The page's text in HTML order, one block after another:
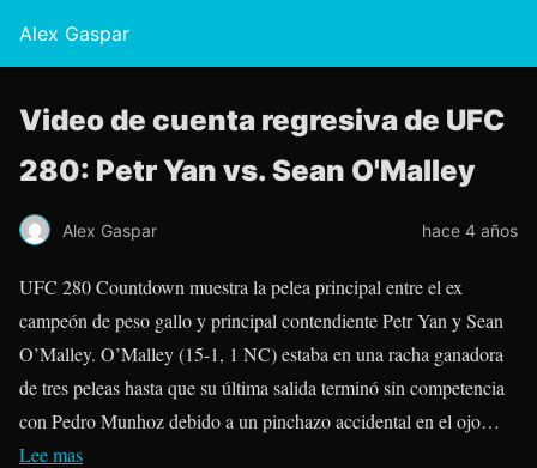
Alex Gaspar
Video de cuenta regresiva de UFC
280: Petr Yan vs. Sean O'Malley
Alex Gaspar hace 4 años
UFC 280 Countdown muestra la pelea principal entre el ex
campeón de peso gallo y principal contendiente Petr Yan y Sean
O’Malley. O’Malley (15-1, 1 NC) estaba en una racha ganadora
de tres peleas hasta que su última salida terminó sin competencia
con Pedro Munhoz debido a un pinchazo accidental en el ojo…
Lee mas